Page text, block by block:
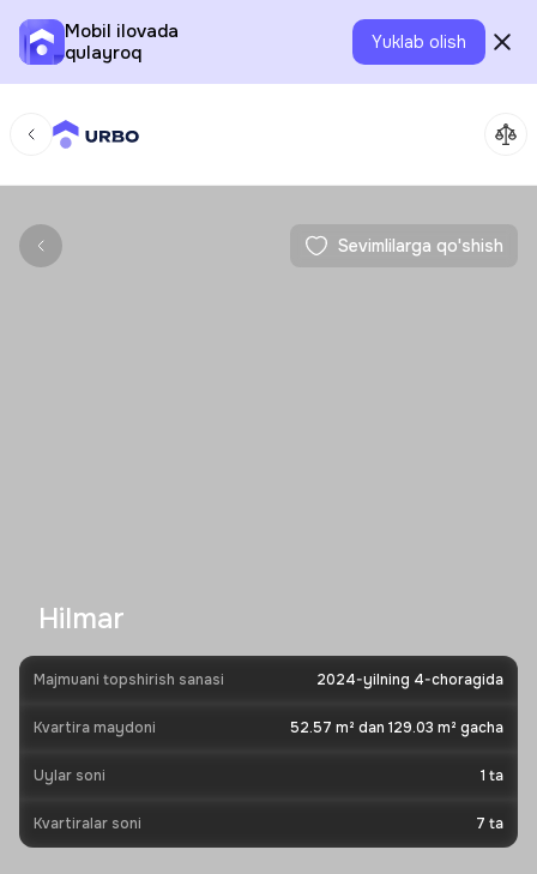
Mobil ilovada
qulayroq
Yuklab olish
Sevimlilarga qo'shish
Hilmar
Majmuani topshirish sanasi 2024-yilning 4-choragida
Kvartira maydoni 52.57 m² dan 129.03 m² gacha
Uylar soni 1 ta
Kvartiralar soni 7 ta